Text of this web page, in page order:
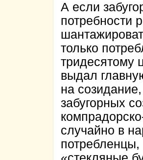
А если
потребности
только
тридесятому
выдал
на
забугорных
случайно в